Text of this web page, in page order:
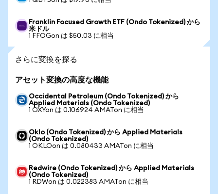
Franklin Focused Growth ETF (Ondo Tokenized) から
米ドル
1 FFOGon は $50.03 に相当
さらに変換を探る
アセット変換の高度な機能
Occidental Petroleum (Ondo Tokenized) から
Applied Materials (Ondo Tokenized)
1 OXYon は 0.106924 AMATon に相当
Oklo (Ondo Tokenized) から Applied Materials
(Ondo Tokenized)
1 OKLOon は 0.080433 AMATon に相当
Redwire (Ondo Tokenized) から Applied Materials
(Ondo Tokenized)
1 RDWon は 0.022383 AMATon に相当